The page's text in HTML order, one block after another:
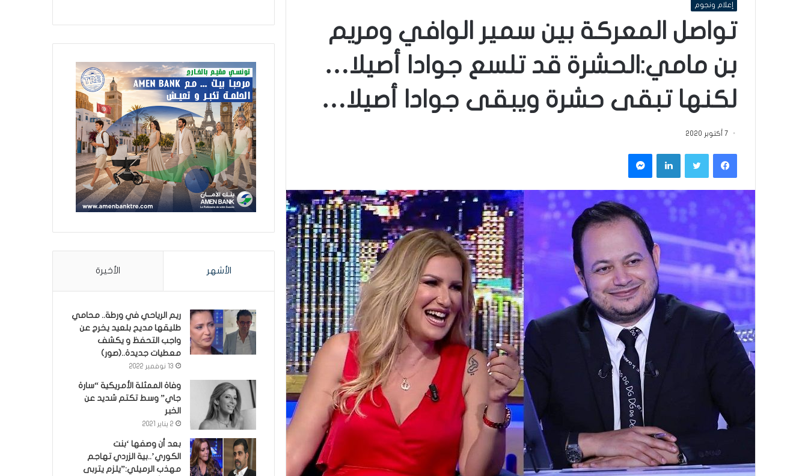
إعلام ونجوم
تواصل المعركة بين سمير الوافي ومريم
بن مامي:الحشرة قد تلسع جوادا أصيلا…
لكنها تبقى حشرة ويبقى جوادا أصيلا…
7 أكتوبر 2020
فيسبوكتويتر لينكدإن ماسنجر
الأشهر الأخيرة
ريم الرياحي في ورطة.. محامي
طليقها مديح بلعيد يخرج عن
واجب التحفظ و يكشف
معطيات جديدة..(صور)
13 نوفمبر 2022
وفاة الممثلة الأمريكية “سارة
جاي” وسط تكتم شديد عن
الخبر
2 يناير 2021
بعد أن وصفها ‘بنت
الكوري’..بية الزردي تهاجم
مهذب الرميلي:”يلزم يتربى